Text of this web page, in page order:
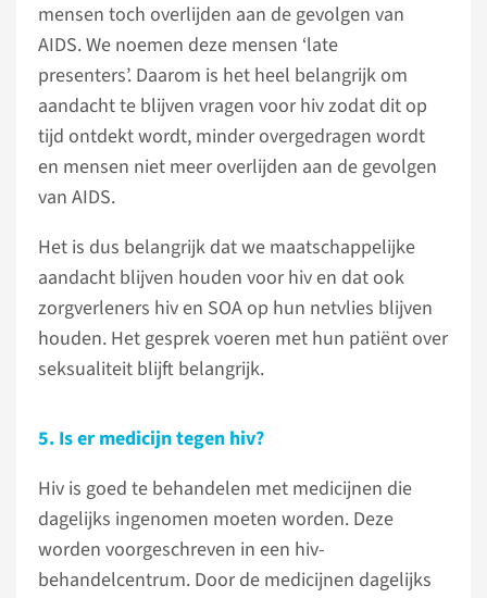
mensen toch overlijden aan de gevolgen van
AIDS. We noemen deze mensen ‘late
presenters’. Daarom is het heel belangrijk om
aandacht te blijven vragen voor hiv zodat dit op
tijd ontdekt wordt, minder overgedragen wordt
en mensen niet meer overlijden aan de gevolgen
van AIDS.
Het is dus belangrijk dat we maatschappelijke
aandacht blijven houden voor hiv en dat ook
zorgverleners hiv en SOA op hun netvlies blijven
houden. Het gesprek voeren met hun patiënt over
seksualiteit blijft belangrijk.
5. Is er medicijn tegen hiv?
Hiv is goed te behandelen met medicijnen die
dagelijks ingenomen moeten worden. Deze
worden voorgeschreven in een hiv-
behandelcentrum. Door de medicijnen dagelijks